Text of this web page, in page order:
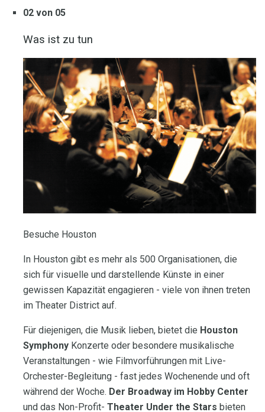
02 von 05
Was ist zu tun
Besuche Houston
In Houston gibt es mehr als 500 Organisationen, die
sich für visuelle und darstellende Künste in einer
gewissen Kapazität engagieren - viele von ihnen treten
im Theater District auf.
Für diejenigen, die Musik lieben, bietet die Houston
Symphony Konzerte oder besondere musikalische
Veranstaltungen - wie Filmvorführungen mit Live-
Orchester-Begleitung - fast jedes Wochenende und oft
während der Woche. Der Broadway im Hobby Center
und das Non-Profit- Theater Under the Stars bieten